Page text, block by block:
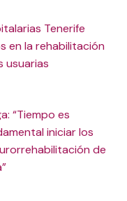
Tenerife
en la rehabilitación
usuarias
“Tiempo es
iniciar los
de